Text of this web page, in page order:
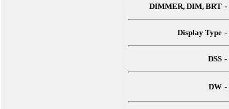
DIMMER, DIM, BRT -
Display Type -
DSS -
DW -